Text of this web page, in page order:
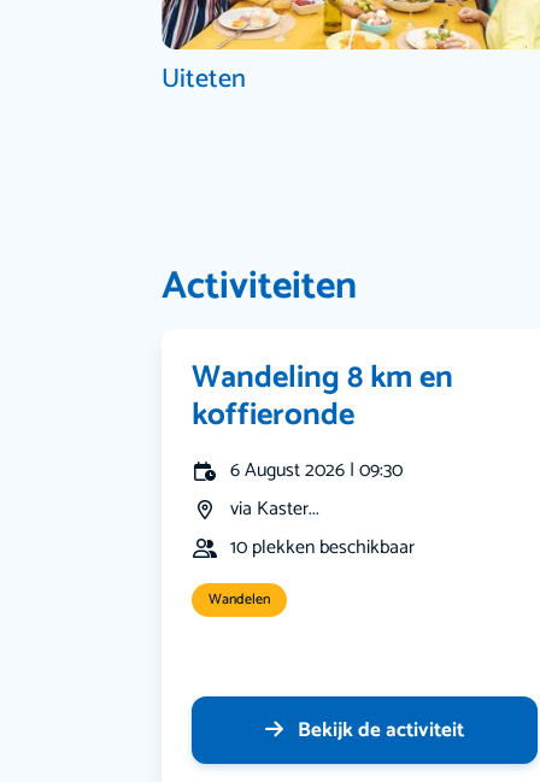
Uiteten
Activiteiten
Wandeling 8 km en
koffieronde
6 August 2026 | 09:30
via Kaster...
10 plekken beschikbaar
Wandelen
Bekijk de activiteit